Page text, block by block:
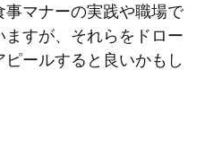
マナーの実践や職場で
すが、それらをドロー
ールすると良いかもし